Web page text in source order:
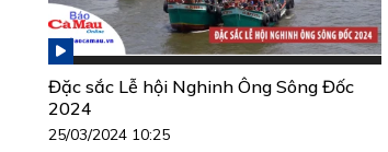
Đặc sắc Lễ hội Nghinh Ông Sông Đốc
2024
25/03/2024 10:25